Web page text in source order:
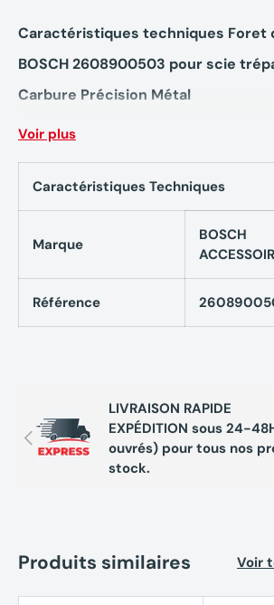
Caractéristiques techniques Foret
BOSCH 2608900503 pour scie
Carbure Précision Métal
Diamètre mm 6
Matériaux d'application Tôles en acier
inoxydable
Voir plus
Caractéristiques Techniques
Marque
BOSCH
Référence
Précédent
LIVRAISON RAPIDE
EXPÉDITION sous 24-
ouvrés) pour tous nos
stock.
Produits similaires Voir